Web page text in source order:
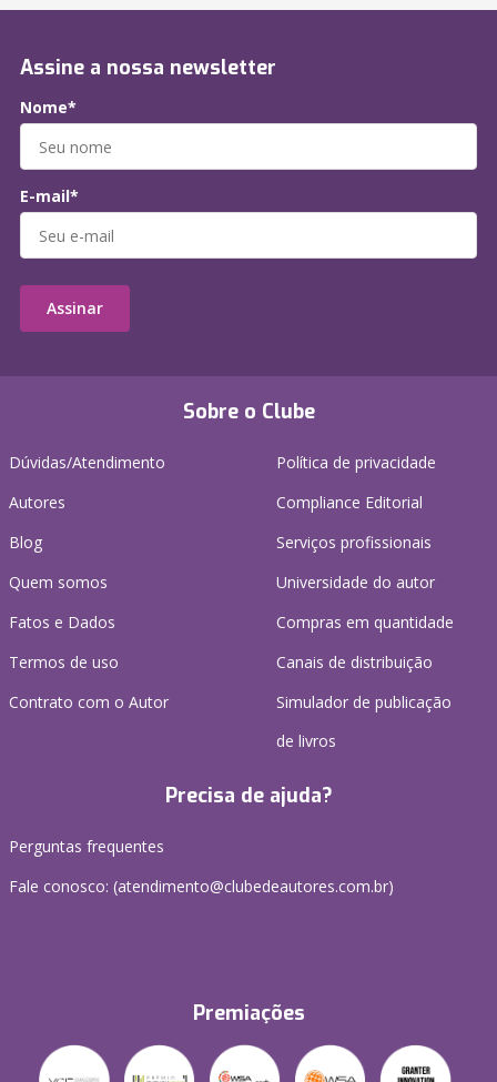
Sobre o Clube
Dúvidas/Atendimento
Autores
Blog
Quem somos
Fatos e Dados
Termos de uso
Contrato com o Autor
Política de privacidade
Compliance Editorial
Serviços profissionais
Universidade do autor
Compras em quantidade
Canais de distribuição
Simulador de publicação
de livros
Precisa de ajuda?
Perguntas frequentes
Fale conosco: (atendimento@clubedeautores.com.br)
Premiações
Assine a nossa newsletter
Nome*
E-mail*
Assinar